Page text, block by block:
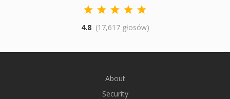
4.8 (17,617 głosów)
About
Security